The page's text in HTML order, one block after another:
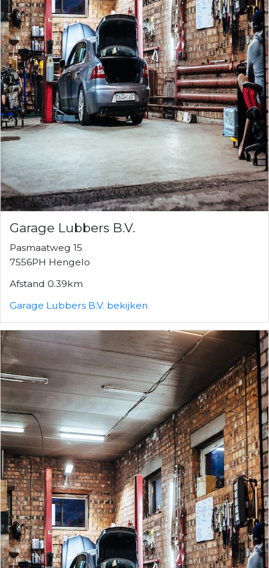
Garage Lubbers B.V.
Pasmaatweg 15
7556PH Hengelo
Afstand 0.39km
Garage Lubbers B.V. bekijken